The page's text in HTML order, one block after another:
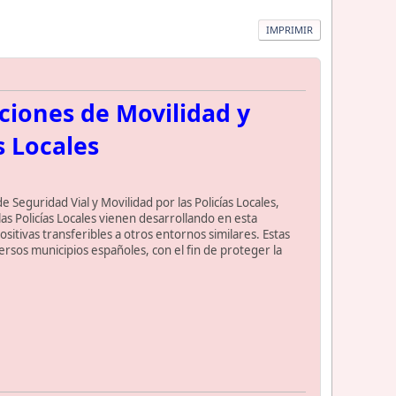
IMPRIMIR
de Movilidad y
Locales
Seguridad Vial y Movilidad por las Policías Locales,
Policías Locales vienen desarrollando en esta
transferibles a otros entornos similares. Estas
municipios españoles, con el fin de proteger la